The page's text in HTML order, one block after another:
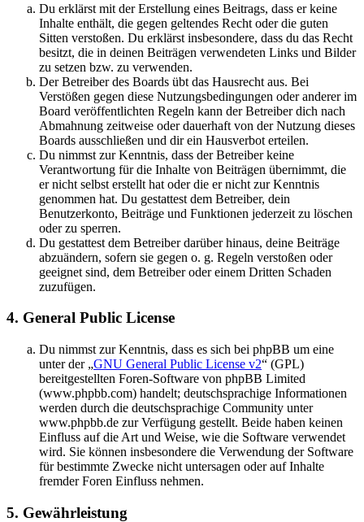
Du erklärst mit der Erstellung eines Beitrags, dass er keine
Inhalte enthält, die gegen geltendes Recht oder die guten
Sitten verstoßen. Du erklärst insbesondere, dass du das Recht
besitzt, die in deinen Beiträgen verwendeten Links und Bilder
zu setzen bzw. zu verwenden.
Der Betreiber des Boards übt das Hausrecht aus. Bei
Verstößen gegen diese Nutzungsbedingungen oder anderer im
Board veröffentlichten Regeln kann der Betreiber dich nach
Abmahnung zeitweise oder dauerhaft von der Nutzung dieses
Boards ausschließen und dir ein Hausverbot erteilen.
Du nimmst zur Kenntnis, dass der Betreiber keine
Verantwortung für die Inhalte von Beiträgen übernimmt, die
er nicht selbst erstellt hat oder die er nicht zur Kenntnis
genommen hat. Du gestattest dem Betreiber, dein
Benutzerkonto, Beiträge und Funktionen jederzeit zu löschen
oder zu sperren.
Du gestattest dem Betreiber darüber hinaus, deine Beiträge
abzuändern, sofern sie gegen o. g. Regeln verstoßen oder
geeignet sind, dem Betreiber oder einem Dritten Schaden
zuzufügen.
4. General Public License
Du nimmst zur Kenntnis, dass es sich bei phpBB um eine
unter der „GNU General Public License v2“ (GPL)
bereitgestellten Foren-Software von phpBB Limited
(www.phpbb.com) handelt; deutschsprachige Informationen
werden durch die deutschsprachige Community unter
www.phpbb.de zur Verfügung gestellt. Beide haben keinen
Einfluss auf die Art und Weise, wie die Software verwendet
wird. Sie können insbesondere die Verwendung der Software
für bestimmte Zwecke nicht untersagen oder auf Inhalte
fremder Foren Einfluss nehmen.
5. Gewährleistung